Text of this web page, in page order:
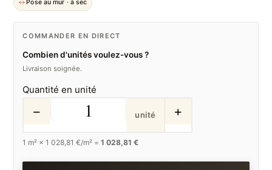
Pose au mur · à sec
COMMANDER EN DIRECT
Combien d'unités voulez-vous ?
Livraison soignée.
Quantité en unité
− unité +
1 m² ×1 028,81 €/m² =1 028,81 €